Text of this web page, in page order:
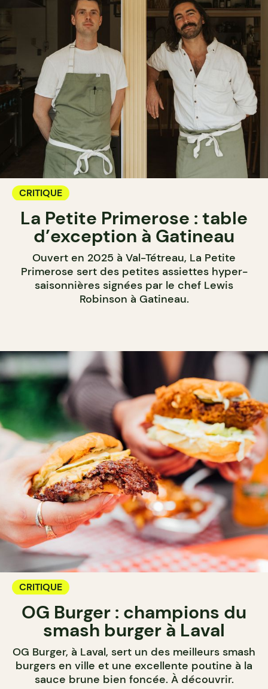
CRITIQUE
La Petite Primerose : table
d’exception à Gatineau
Ouvert en 2025 à Val-Tétreau, La Petite
Primerose sert des petites assiettes hyper-
saisonnières signées par le chef Lewis
Robinson à Gatineau.
CRITIQUE
OG Burger : champions du
smash burger à Laval
OG Burger, à Laval, sert un des meilleurs smash
burgers en ville et une excellente poutine à la
sauce brune bien foncée. À découvrir.